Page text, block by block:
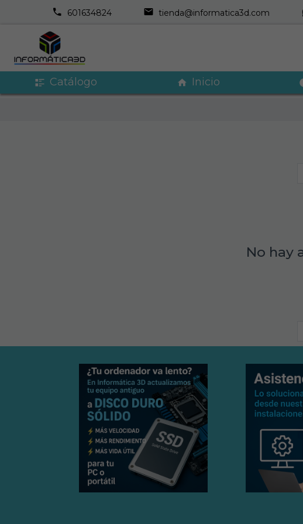
601634824 tienda@informatica3d.com
Catálogo Inicio
No hay